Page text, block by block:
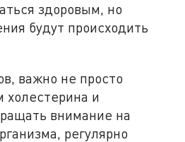
здоровым, но
будут происходить
важно не просто
холестерина и
внимание на
регулярно